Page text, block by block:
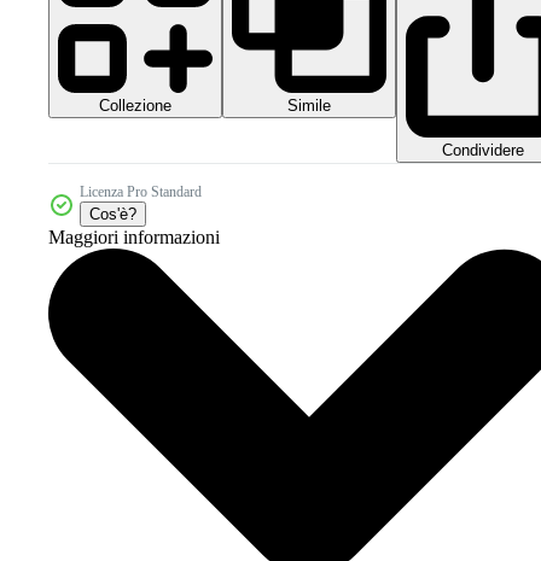
Collezione Simile
Condividere
Licenza Pro Standard
Cos'è?
Maggiori informazioni